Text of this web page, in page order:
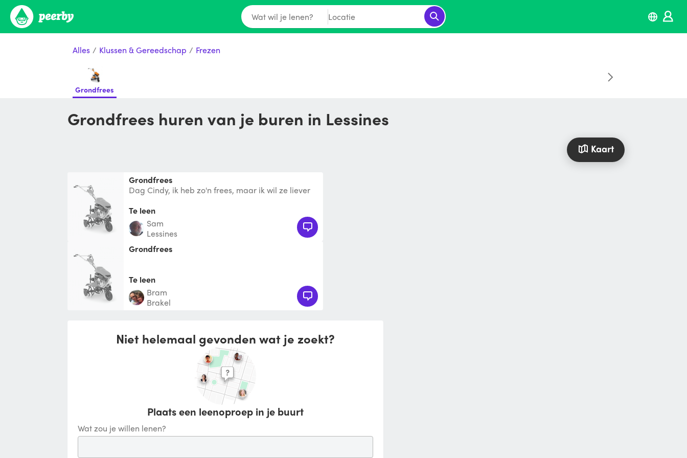
Wat wil je lenen? Locatie
Alles / Klussen & Gereedschap / Frezen
Grondfrees
Grondfrees huren van je buren in Lessines
Kaart
Grondfrees
Dag Cindy, ik heb zo'n frees, maar ik wil ze liever
Te leen
Sam
Lessines
Grondfrees
Te leen
Bram
Brakel
Niet helemaal gevonden wat je zoekt?
Plaats een leenoproep in je buurt
Wat zou je willen lenen?